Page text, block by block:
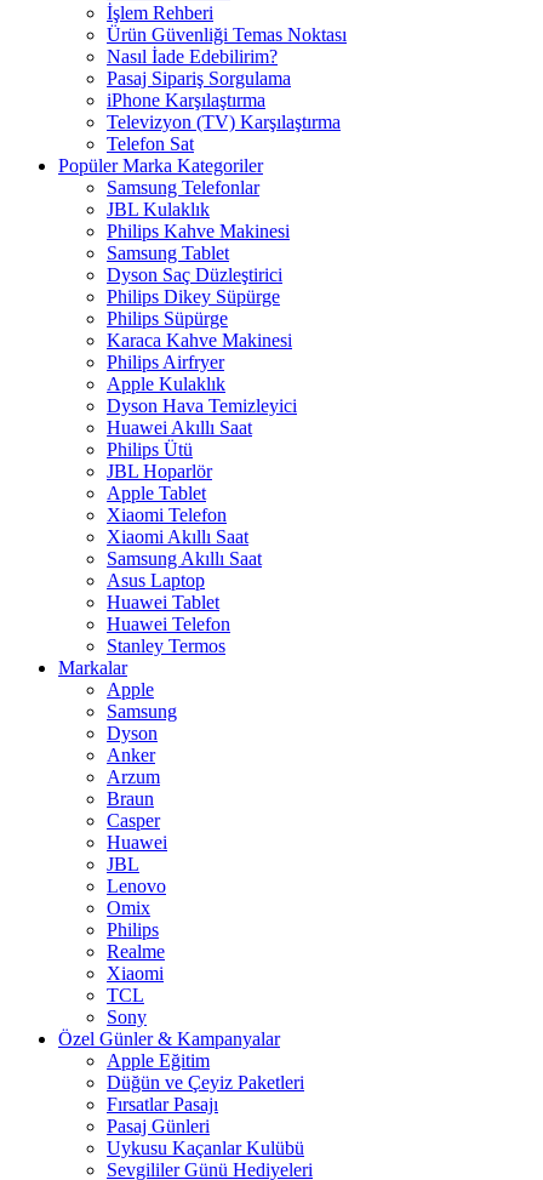
İşlem Rehberi
Ürün Güvenliği Temas Noktası
Nasıl İade Edebilirim?
Pasaj Sipariş Sorgulama
iPhone Karşılaştırma
Televizyon (TV) Karşılaştırma
Telefon Sat
Popüler Marka Kategoriler
Samsung Telefonlar
JBL Kulaklık
Philips Kahve Makinesi
Samsung Tablet
Dyson Saç Düzleştirici
Philips Dikey Süpürge
Philips Süpürge
Karaca Kahve Makinesi
Philips Airfryer
Apple Kulaklık
Dyson Hava Temizleyici
Huawei Akıllı Saat
Philips Ütü
JBL Hoparlör
Apple Tablet
Xiaomi Telefon
Xiaomi Akıllı Saat
Samsung Akıllı Saat
Asus Laptop
Huawei Tablet
Huawei Telefon
Stanley Termos
Markalar
Apple
Samsung
Dyson
Anker
Arzum
Braun
Casper
Huawei
JBL
Lenovo
Omix
Philips
Realme
Xiaomi
TCL
Sony
Özel Günler & Kampanyalar
Apple Eğitim
Düğün ve Çeyiz Paketleri
Fırsatlar Pasajı
Pasaj Günleri
Uykusu Kaçanlar Kulübü
Sevgililer Günü Hediyeleri